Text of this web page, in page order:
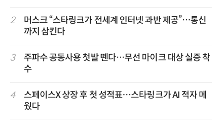
2
머스크 “스타링크가 전세계 인터넷 과반 제공”…통신
까지 삼킨다
3
주파수 공동사용 첫발 뗀다…무선 마이크 대상 실증 착
수
4
스페이스X 상장 후 첫 성적표…스타링크가 AI 적자 메
웠다